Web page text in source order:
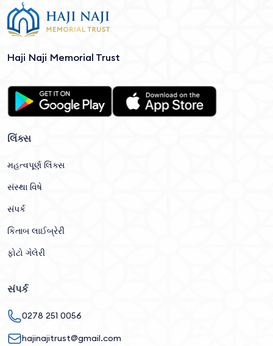
Haji Naji Memorial Trust
લિંક્સ
મહત્વપૂર્ણ લિંક્સ
સંસ્થા વિષે
સંપર્ક
કિતાબ લાઈબ્રેરી
ફોટો ગેલેરી
સંપર્ક
0278 251 0056
hajinajitrust@gmail.com